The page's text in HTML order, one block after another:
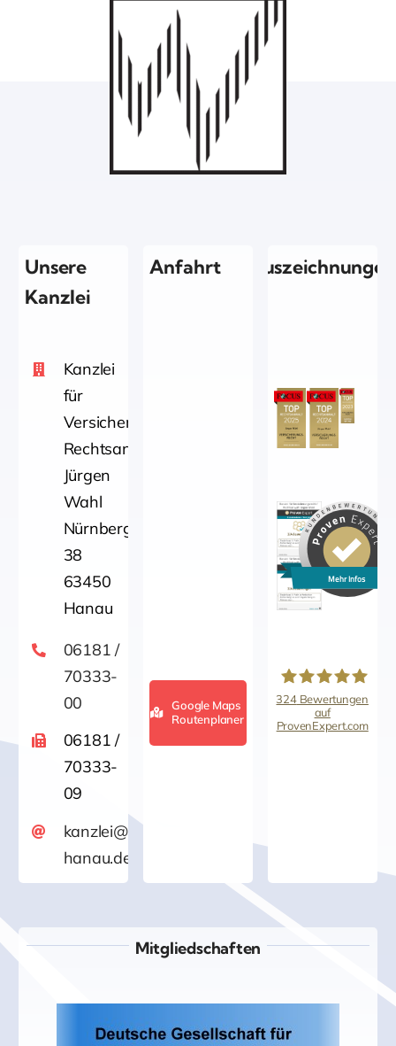
Unsere
Kanzlei
Kanzlei
für
Versicherungsrecht
Rechtsanwalt
Jürgen
Wahl
Nürnbergerstraße
38
63450
Hanau
06181 /
70333-
00
06181 /
70333-
09
kanzlei@versicherungsrecht-
hanau.de
Anfahrt
Google Maps
Routenplaner
Auszeichnungen
Mehr Infos
Kanzlei für
324Bewertungen
auf
ProvenExpert.com
Mitgliedschaften